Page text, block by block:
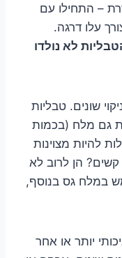
– התחילו עם
עלו דרגה.
לא נולדו
שונים. טבליות
גם מלח (בכמות
להיות מצוינות
הן לרוב לא
במלח גס בנוסף,
יותר או אחר